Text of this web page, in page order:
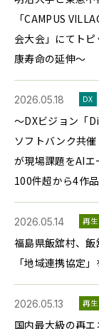
「CAMPUS
会大会」にてト
康寿命の延伸～
2026.05.18 DX
～DXビジョン「
ソフトバンク共
が現場課題をAI
100件超から4作
2026.05.14 再
福島県飯舘村、
「地域連携協定
2026.05.13 再
国内最大級の再